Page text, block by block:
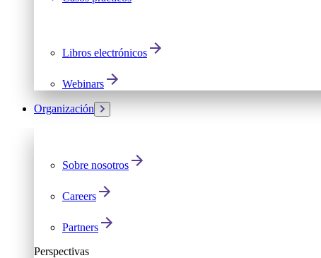
Libros electrónicos
Webinars
Organización
Sobre nosotros
Careers
Partners
Perspectivas